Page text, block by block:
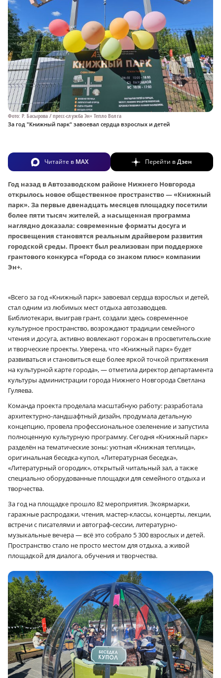
Фото: Р. Басырова / пресс-служба Эн+ Тепло Волга
За год "Книжный парк" завоевал сердца взрослых и детей
Читайте в MAX Перейти вДзен
Год назад в Автозаводском районе Нижнего Новгорода
открылось новое общественное пространство — «Книжный
парк». За первые двенадцать месяцев площадку посетили
более пяти тысяч жителей, а насыщенная программа
наглядно доказала: современные форматы досуга и
просвещения становятся реальным драйвером развития
городской среды. Проект был реализован при поддержке
грантового конкурса «Города со знаком плюс» компании
Эн+.
«Всего за год «Книжный парк» завоевал сердца взрослых и детей,
стал одним из любимых мест отдыха автозаводцев.
Библиотекари, выиграв грант, создали здесь современное
культурное пространство, возрождают традиции семейного
чтения и досуга, активно вовлекают горожан в просветительские
и творческие проекты. Уверена, что «Книжный парк» будет
развиваться и становиться еще более яркой точкой притяжения
на культурной карте города», — отметила директор департамента
культуры администрации города Нижнего Новгорода Светлана
Гуляева.
Команда проекта проделала масштабную работу: разработала
архитектурно-ландшафтный дизайн, продумала детальную
концепцию, провела профессиональное озеленение и запустила
полноценную культурную программу. Сегодня «Книжный парк»
разделён на тематические зоны: уютная «Книжная теплица»,
оригинальная беседка-купол, «Литературная беседка»,
«Литературный огородик», открытый читальный зал, а также
специально оборудованные площадки для семейного отдыха и
творчества.
За год на площадке прошло 82 мероприятия. Экоярмарки,
гаражные распродажи, чтения, мастер-классы, концерты, лекции,
встречи с писателями и автограф-сессии, литературно-
музыкальные вечера — всё это собрало 5 300 взрослых и детей.
Пространство стало не просто местом для отдыха, а живой
площадкой для диалога, обучения и творчества.